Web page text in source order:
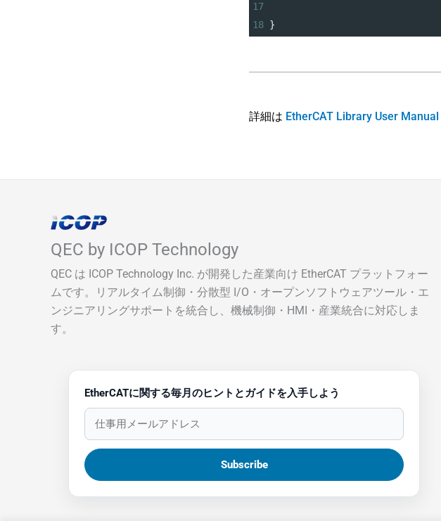
17
18 }
詳細は EtherCAT Library User Manual
QEC by ICOP Technology
QEC は ICOP Technology Inc. が開発した産業向け EtherCAT プラットフォー
ムです。リアルタイム制御・分散型 I/O・オープンソフトウェアツール・エ
ンジニアリングサポートを統合し、機械制御・HMI・産業統合に対応しま
す。
EtherCATに関する毎月のヒントとガイドを入手しよう